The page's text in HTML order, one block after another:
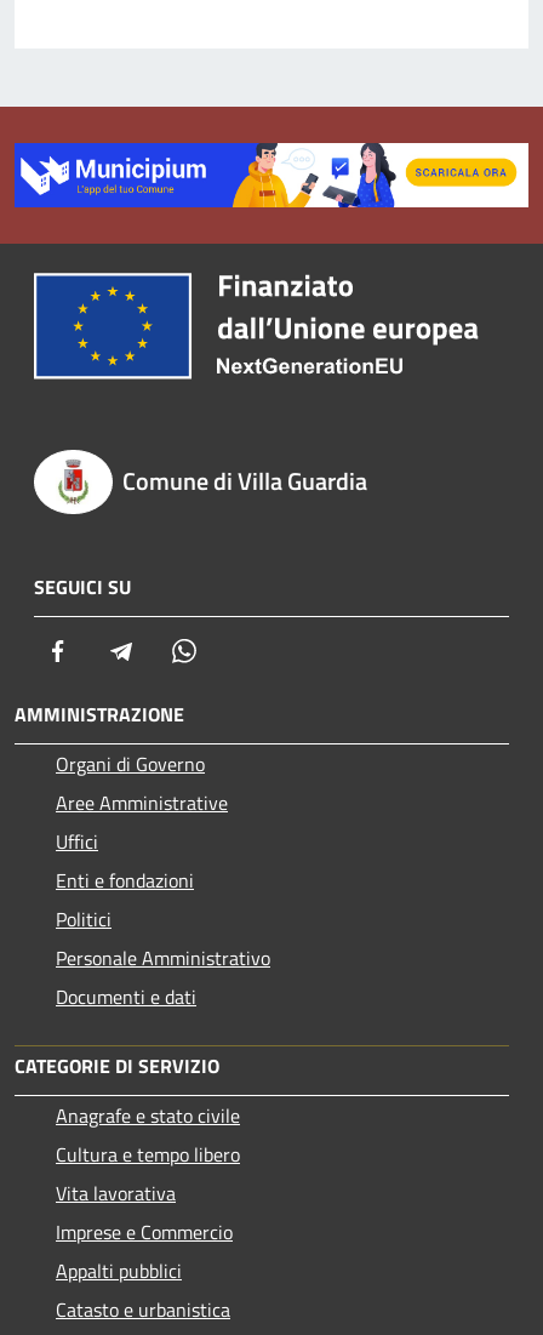
Comune di Villa Guardia
SEGUICI SU
Facebook Telegram
AMMINISTRAZIONE
Organi di Governo
Aree Amministrative
Uffici
Enti e fondazioni
Politici
Personale Amministrativo
Documenti e dati
CATEGORIE DI SERVIZIO
Anagrafe e stato civile
Cultura e tempo libero
Vita lavorativa
Imprese e Commercio
Appalti pubblici
Catasto e urbanistica